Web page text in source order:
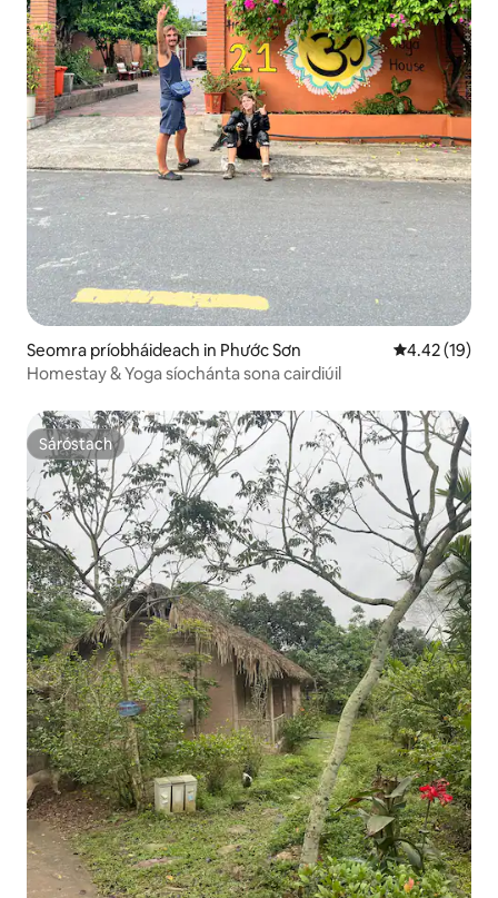
Seomra príobháideach in Phước Sơn Meánrátáil
4.42 (19)
Homestay & Yoga síochánta sona cairdiúil
Sáróstach
Sáróstach